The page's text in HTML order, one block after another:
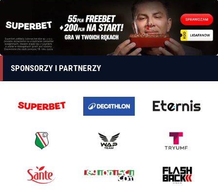
SPONSORZY I PARTNERZY